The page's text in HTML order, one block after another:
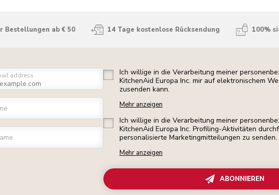
Bestellungen ab € 50 14 Tage kostenlose Rücksendung 100%
address
Ich willige in die Verarbeitung meiner
KitchenAid Europa Inc. mir auf elektronischem
zusenden kann.
Mehr anzeigen
Ich willige in die Verarbeitung meiner
KitchenAid Europa Inc. Profiling-Aktivitäten
personalisierte Marketingmitteilungen zu senden.
Mehr anzeigen
ABONNIEREN